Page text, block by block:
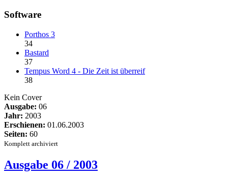
Software
Porthos 3
34
Bastard
37
Tempus Word 4 - Die Zeit ist überreif
38
Kein Cover
Ausgabe: 06
Jahr: 2003
Erschienen: 01.06.2003
Seiten: 60
Komplett archiviert
Ausgabe 06 / 2003